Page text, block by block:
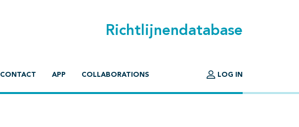
Richtlijnendatabase
CONTACT APP COLLABORATIONS LOG IN